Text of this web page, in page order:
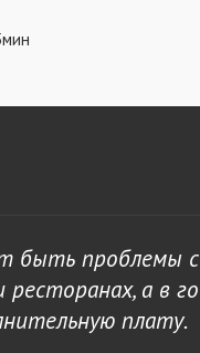
быть проблемы
а в
плату.